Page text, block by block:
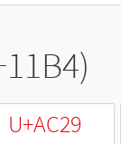
U+AC29